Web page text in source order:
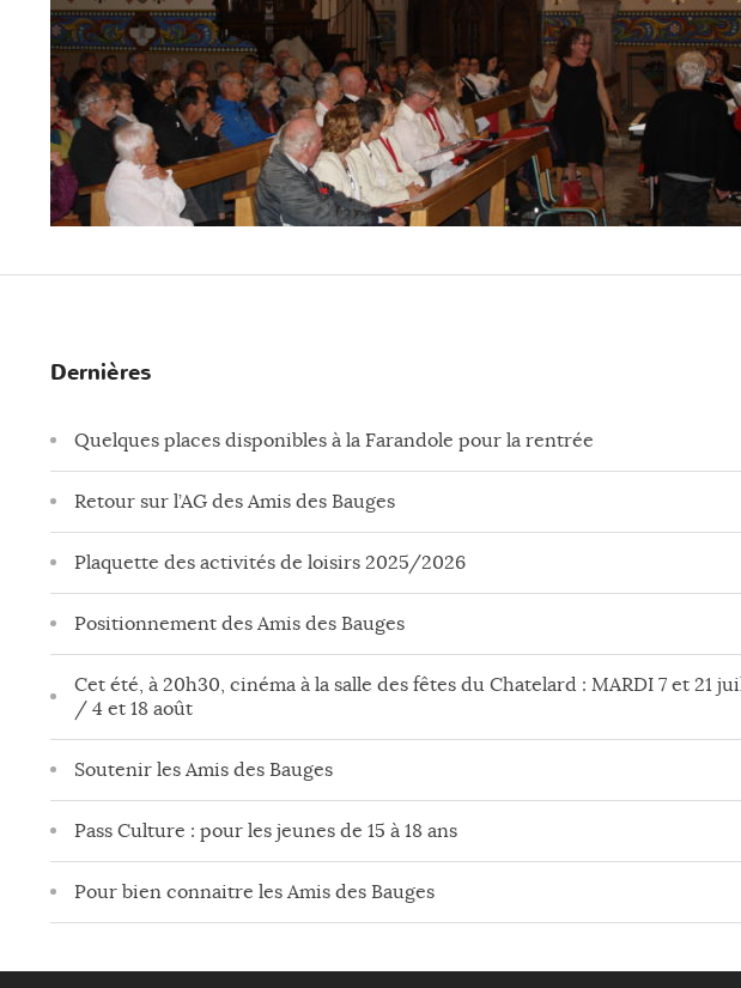
Dernières
Quelques places disponibles à la Farandole pour la rentrée
Retour sur l’AG des Amis des Bauges
Plaquette des activités de loisirs 2025/2026
Positionnement des Amis des Bauges
Cet été, à 20h30, cinéma à la salle des fêtes du Chatelard : MARDI 7 et 21
/ 4 et 18 août
Soutenir les Amis des Bauges
Pass Culture : pour les jeunes de 15 à 18 ans
Pour bien connaitre les Amis des Bauges